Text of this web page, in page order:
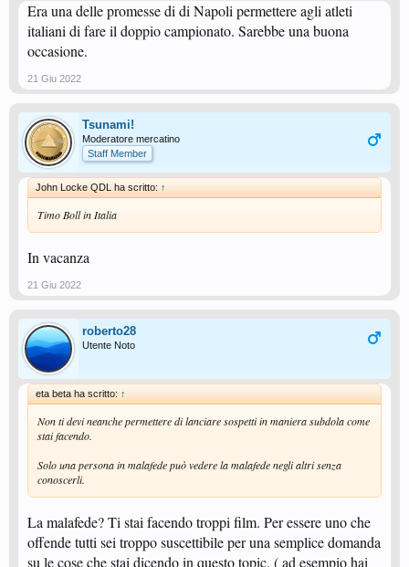
Era una delle promesse di di Napoli permettere agli atleti
italiani di fare il doppio campionato. Sarebbe una buona
occasione.
21 Giu 2022
Tsunami!
Moderatore mercatino
Staff Member
John Locke QDL ha scritto: ↑
Timo Boll in Italia
In vacanza
21 Giu 2022
roberto28
Utente Noto
eta beta ha scritto: ↑
Non ti devi neanche permettere di lanciare sospetti in maniera subdola come
stai facendo.
Solo una persona in malafede può vedere la malafede negli altri senza
conoscerli.
La malafede? Ti stai facendo troppi film. Per essere uno che
offende tutti sei troppo suscettibile per una semplice domanda
su le cose che stai dicendo in questo topic, ( ad esempio hai